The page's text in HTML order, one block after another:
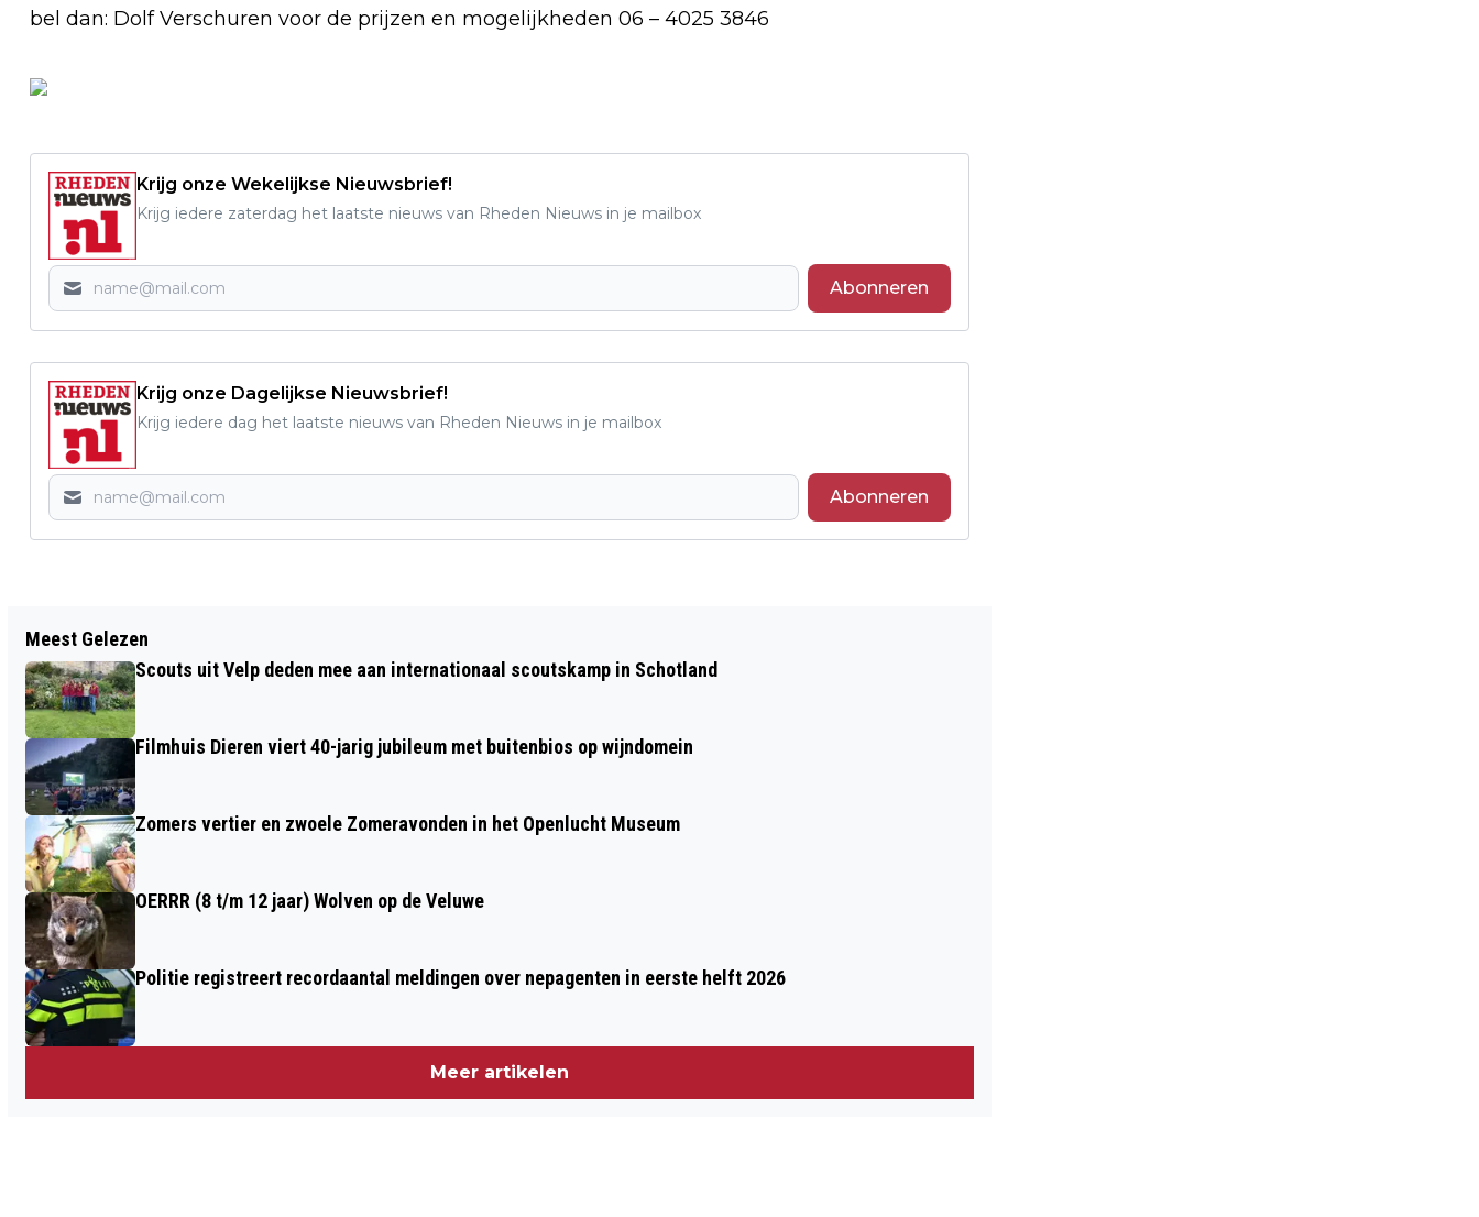
bel dan: Dolf Verschuren voor de prijzen en mogelijkheden 06 – 4025 3846
Krijg onze Wekelijkse Nieuwsbrief!
Krijg iedere zaterdag het laatste nieuws van Rheden Nieuws in je mailbox
Abonneren
Krijg onze Dagelijkse Nieuwsbrief!
Krijg iedere dag het laatste nieuws van Rheden Nieuws in je mailbox
Abonneren
KONINGSSPELEN 23 APRIL GAAN IN
AANGEPASTE VORM DOOR
Meest Gelezen
Scouts uit Velp deden mee aan internationaal scoutskamp in Schotland
Filmhuis Dieren viert 40-jarig jubileum met buitenbios op wijndomein
Zomers vertier en zwoele Zomeravonden in het Openlucht Museum
OERRR (8 t/m 12 jaar) Wolven op de Veluwe
Politie registreert recordaantal meldingen over nepagenten in eerste helft 2026
Meer artikelen